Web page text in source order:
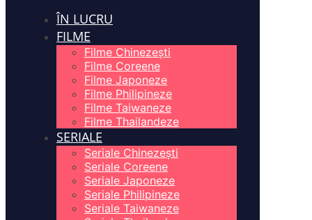
ÎN LUCRU
FILME
Filme Chinezești
Filme Coreene
Filme Japoneze
Filme Philipineze
Filme Taiwaneze
Filme Thailandeze
SERIALE
Seriale Chinezești
Seriale Coreene
Seriale Japoneze
Seriale Philipineze
Seriale Taiwaneze